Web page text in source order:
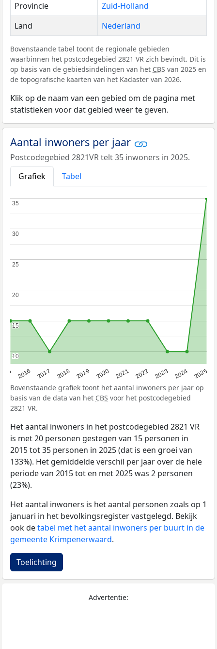
Provincie
Zuid-Holland
Land
Nederland
Bovenstaande tabel toont de regionale gebieden
waarbinnen het postcodegebied 2821 VR zich bevindt. Dit is
op basis van de gebiedsindelingen van het CBS van 2025 en
de topografische kaarten van het Kadaster van 2026.
Klik op de naam van een gebied om de pagina met
statistieken voor dat gebied weer te geven.
Aantal inwoners per jaar
Postcodegebied 2821VR telt 35 inwoners in 2025.
Grafiek
Tabel
2016 2017 2018 2019 2020 2021 2022 2023 2024 2025
10
10
15
15
20
20
25
25
30
30
35
35
Bovenstaande grafiek toont het aantal inwoners per jaar op
basis van de data van het CBS voor het postcodegebied
2821 VR.
Het aantal inwoners in het postcodegebied 2821 VR
is met 20 personen gestegen van 15 personen in
2015 tot 35 personen in 2025 (dat is een groei van
133%). Het gemiddelde verschil per jaar over de hele
periode van 2015 tot en met 2025 was 2 personen
(23%).
Het aantal inwoners is het aantal personen zoals op 1
januari in het bevolkingsregister vastgelegd. Bekijk
ook detabel met het aantal inwoners per buurt in de
gemeente Krimpenerwaard.
Toelichting
Advertentie: